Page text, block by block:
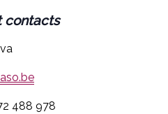
contacts
488 978